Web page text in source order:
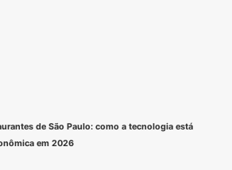
de São Paulo: como a tecnologia está
em 2026